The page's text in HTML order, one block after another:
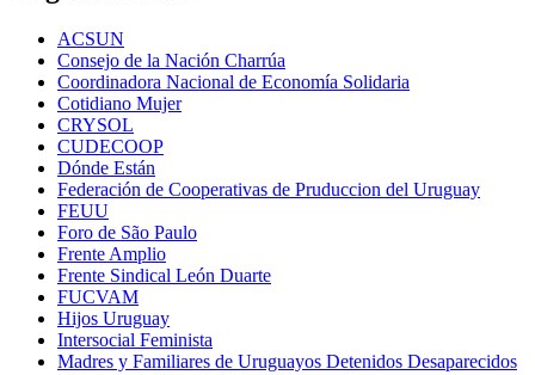
ACSUN
Consejo de la Nación Charrúa
Coordinadora Nacional de Economía Solidaria
Cotidiano Mujer
CRYSOL
CUDECOOP
Dónde Están
Federación de Cooperativas de Pruduccion del Uruguay
FEUU
Foro de São Paulo
Frente Amplio
Frente Sindical León Duarte
FUCVAM
Hijos Uruguay
Intersocial Feminista
Madres y Familiares de Uruguayos Detenidos Desaparecidos